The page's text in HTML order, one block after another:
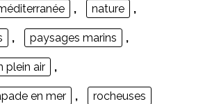
, nature ,
, paysages marins ,
plein air ,
en mer , rocheuses